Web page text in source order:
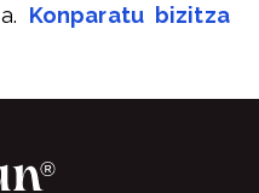
Konparatu bizitza